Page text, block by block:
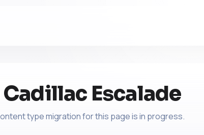
Escalade
type migration for this page is in progress.